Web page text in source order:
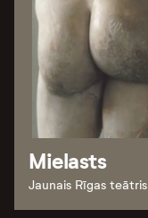
Mielasts
Jaunais Rīgas teātris